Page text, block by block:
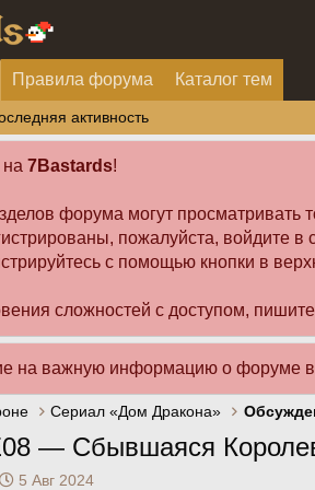
Правила форума Каталог тем
активность
7Bastards!
форума могут просматривать
пожалуйста, войдите в
с помощью кнопки в
сложностей с доступом,
на важную информацию о форуме в
Сериал «Дом Дракона»
— Сбывшаяся
Д
5 Авг 2024